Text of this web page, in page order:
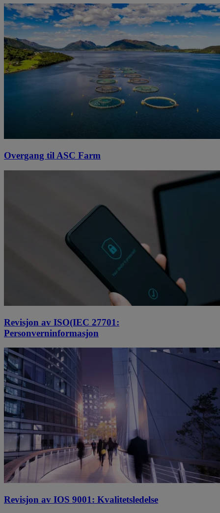
Overgang til ASC Farm
Revisjon av ISO(IEC 27701:
Personverninformasjon
Revisjon av IOS 9001: Kvalitetsledelse